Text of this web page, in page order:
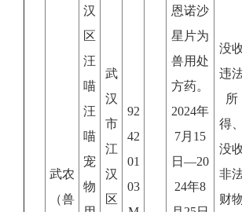
武农
（兽
汉
区
汪
喵
汪
喵
宠
物
武
汉
市
江
汉
区
92
42
01
03
恩诺沙
星片为
兽用处
方药。
2024年
7月15
日—20
24年8
没
违
所
得、
没
非
财